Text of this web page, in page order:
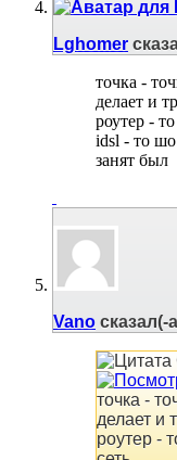
Lghomer
точка -
делает и
роутер -
idsl - то
занят был
Vano сказал(-
точка -
делает и
роутер -